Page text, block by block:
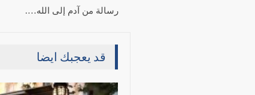
رسالة من آدم إلى الله….
قد يعجبك ايضا